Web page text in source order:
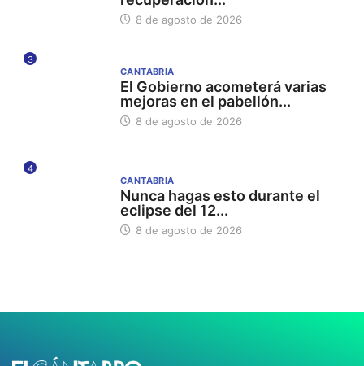
8 de agosto de 2026
3
CANTABRIA
El Gobierno acometerá varias
mejoras en el pabellón...
8 de agosto de 2026
4
CANTABRIA
Nunca hagas esto durante el
eclipse del 12...
8 de agosto de 2026